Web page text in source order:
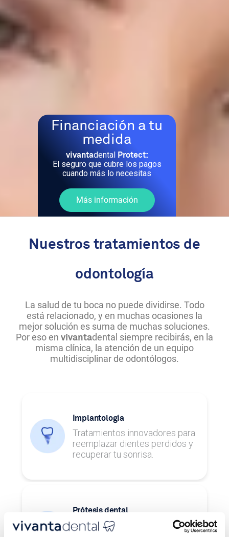
Financiación a tu
medida
vivantadental Protect:
El seguro que cubre los pagos
cuando más lo necesitas
Más información
Nuestros tratamientos de
odontología
La salud de tu boca no puede dividirse. Todo
está relacionado, y en muchas ocasiones la
mejor solución es suma de muchas soluciones.
Por eso en vivantadental siempre recibirás, en la
misma clínica, la atención de un equipo
multidisciplinar de odontólogos.
Implantología
Tratamientos innovadores para
reemplazar dientes perdidos y
recuperar tu sonrisa.
Prótesis dental
Tratamientos para restaurar uno